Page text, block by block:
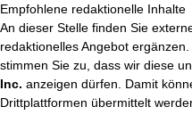
Empfohlene redaktionelle Inhalte
An dieser Stelle finden Sie
redaktionelles Angebot
stimmen Sie zu, dass wir diese
Inc. anzeigen dürfen. Damit
Drittplattformen übermittelt